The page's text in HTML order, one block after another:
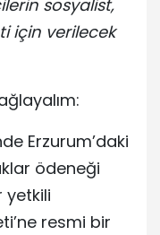
sosyalist,
için verilecek
Erzurum’daki
ödeneği
yetkili
resmi bir